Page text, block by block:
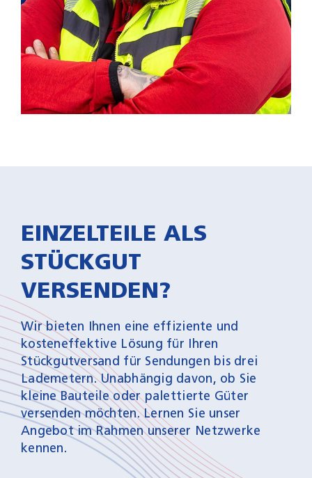
EINZEL­TEILE ALS
STÜCKGUT
VERSENDEN?
Wir bieten Ihnen eine effiziente und
kosteneffektive Lösung für Ihren
Stückgutversand für Sendungen bis drei
Lademetern. Unabhängig davon, ob Sie
kleine Bauteile oder palettierte Güter
versenden möchten. Lernen Sie unser
Angebot im Rahmen unserer Netzwerke
kennen.